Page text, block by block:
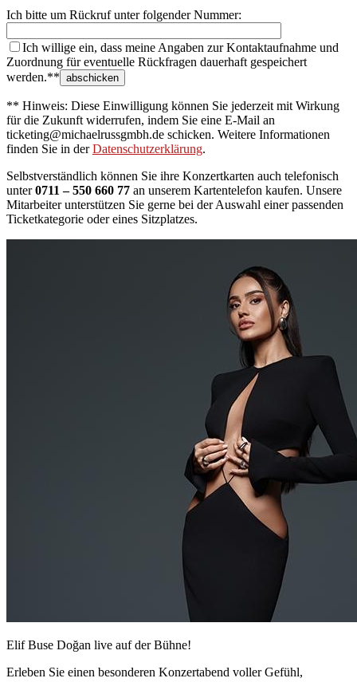
Ich bitte um Rückruf unter folgender Nummer:
Ich willige ein, dass meine Angaben zur Kontaktaufnahme und
Zuordnung für eventuelle Rückfragen dauerhaft gespeichert
werden.**
** Hinweis: Diese Einwilligung können Sie jederzeit mit Wirkung
für die Zukunft widerrufen, indem Sie eine E-Mail an
ticketing@michaelrussgmbh.de schicken. Weitere Informationen
finden Sie in derDatenschutzerklärung.
Selbstverständlich können Sie ihre Konzertkarten auch telefonisch
unter0711 – 550 660 77 an unserem Kartentelefon kaufen. Unsere
Mitarbeiter unterstützen Sie gerne bei der Auswahl einer passenden
Ticketkategorie oder eines Sitzplatzes.
Elif Buse Doğan live auf der Bühne!
Erleben Sie einen besonderen Konzertabend voller Gefühl,